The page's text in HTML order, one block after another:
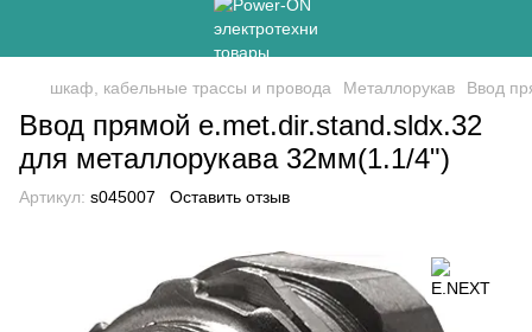
шкаф, кабельные трассы и провода Металлорукав Ввод
Ввод прямой e.met.dir.stand.sldx.32
для металлорукава 32мм(1.1/4")
Артикул: s045007 Оставить отзыв